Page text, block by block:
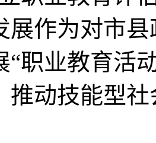
展作为对市
“职业教育活
推动技能型社